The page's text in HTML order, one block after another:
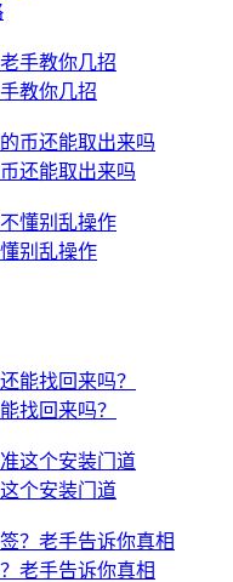
教你几招
还能取出来吗
别乱操作
找回来吗？
个安装门道
老手告诉你真相